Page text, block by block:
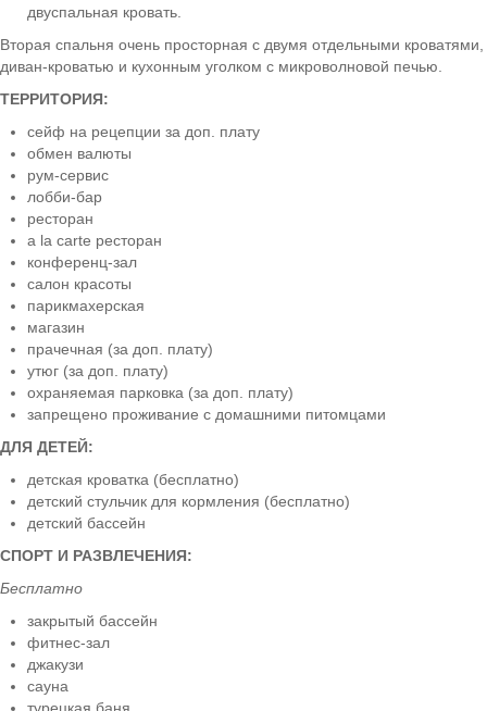
двуспальная кровать.
Вторая спальня очень просторная с двумя отдельными кроватями,
диван-кроватью и кухонным уголком с микроволновой печью.
ТЕРРИТОРИЯ:
сейф на рецепции за доп. плату
обмен валюты
рум-сервис
лобби-бар
ресторан
a la carte ресторан
конференц-зал
салон красоты
парикмахерская
магазин
прачечная (за доп. плату)
утюг (за доп. плату)
охраняемая парковка (за доп. плату)
запрещено проживание с домашними питомцами
ДЛЯ ДЕТЕЙ:
детская кроватка (бесплатно)
детский стульчик для кормления (бесплатно)
детский бассейн
СПОРТ И РАЗВЛЕЧЕНИЯ:
Бесплатно
закрытый бассейн
фитнес-зал
джакузи
сауна